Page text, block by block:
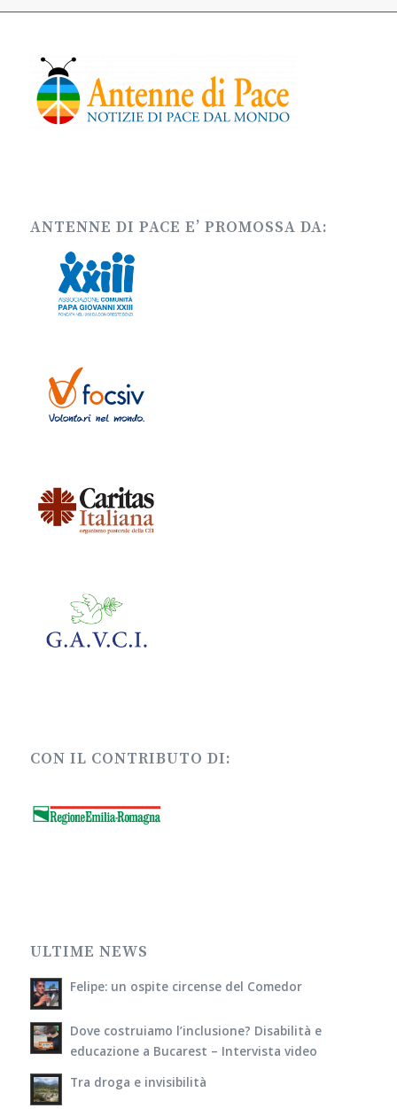
ANTENNE DI PACE E’ PROMOSSA DA:
CON IL CONTRIBUTO DI:
ULTIME NEWS
Felipe: un ospite circense del Comedor
Dove costruiamo l’inclusione? Disabilità e
educazione a Bucarest – Intervista video
Tra droga e invisibilità